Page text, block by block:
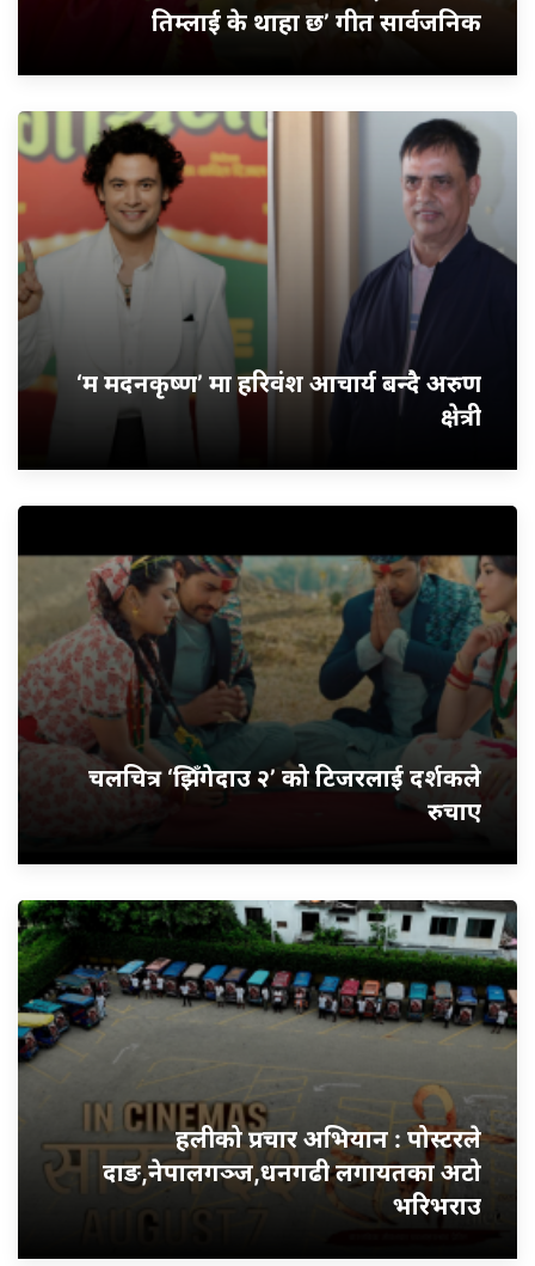
तिम्लाई के थाहा छ’ गीत सार्वजनिक
‘म मदनकृष्ण’ मा हरिवंश आचार्य बन्दै अरुण
क्षेत्री
चलचित्र ‘झिँगेदाउ २’ को टिजरलाई दर्शकले
रुचाए
हलीको प्रचार अभियान : पोस्टरले
दाङ,नेपालगञ्ज,धनगढी लगायतका अटो
भरिभराउ